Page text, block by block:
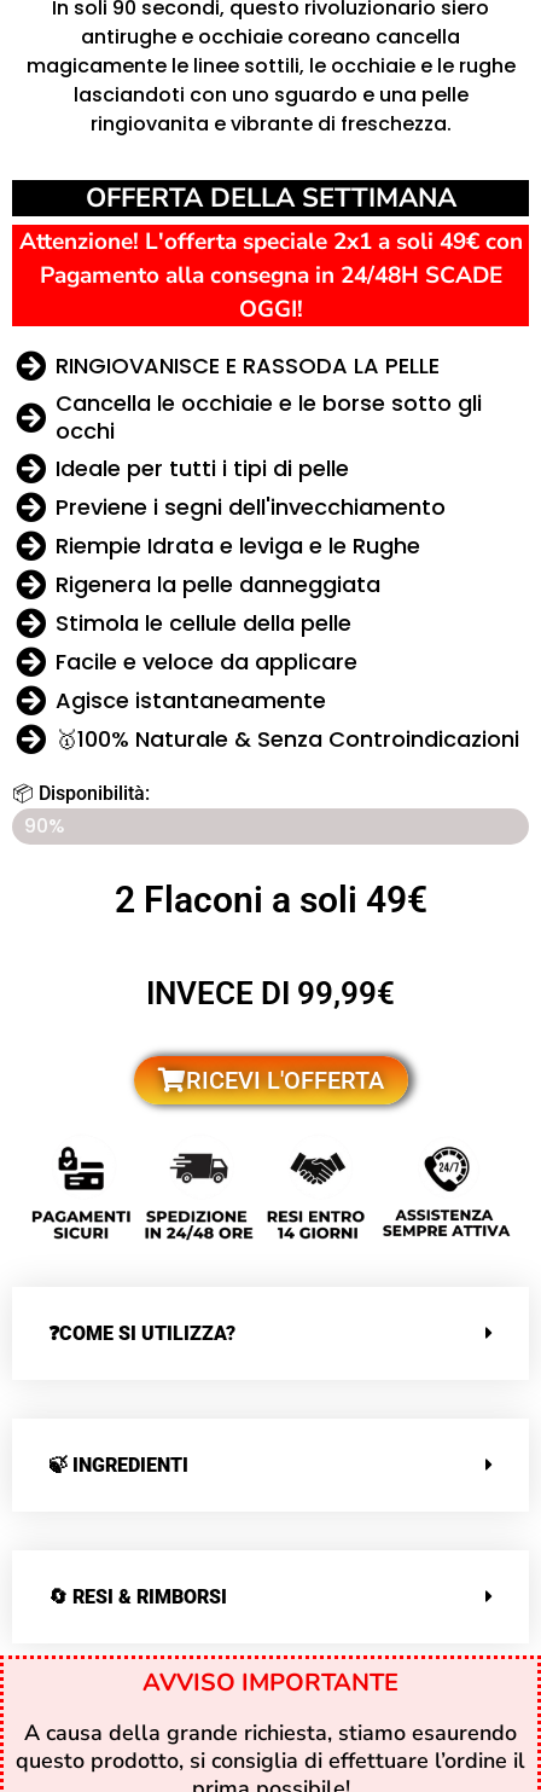
In soli 90 secondi, questo rivoluzionario siero
antirughe e occhiaie coreano cancella
magicamente le linee sottili, le occhiaie e le rughe
lasciandoti con uno sguardo e una pelle
ringiovanita e vibrante di freschezza.
OFFERTA DELLA SETTIMANA
Attenzione! L'offerta speciale 2x1 a soli 49€ con
Pagamento alla consegna in 24/48H SCADE
OGGI!
RINGIOVANISCE E RASSODA LA PELLE
Cancella le occhiaie e le borse sotto gli
occhi
Ideale per tutti i tipi di pelle
Previene i segni dell'invecchiamento
Riempie Idrata e leviga e le Rughe
Rigenera la pelle danneggiata
Stimola le cellule della pelle
Facile e veloce da applicare
Agisce istantaneamente
🥇100% Naturale & Senza Controindicazioni
📦 Disponibilità:
ULTIMI 7 PEZZI RIMASTI IN NEGOZIO
90%
2 Flaconi a soli 49€
INVECE DI 99,99€
RICEVI L'OFFERTA
❓COME SI UTILIZZA?
🍃 INGREDIENTI
🔄 RESI & RIMBORSI
AVVISO IMPORTANTE
A causa della grande richiesta, stiamo esaurendo
questo prodotto, si consiglia di effettuare l’ordine il